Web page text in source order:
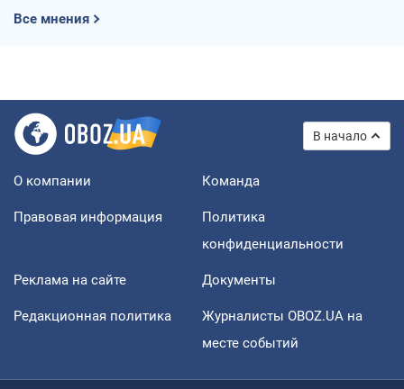
Все мнения
В начало
О компании Команда
Правовая информация
Политика
конфиденциальности
Реклама на сайте Документы
Редакционная политика
Журналисты OBOZ.UA на
месте событий